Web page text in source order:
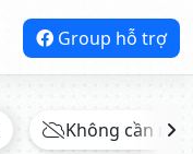
Group hỗ trợ
Không cần